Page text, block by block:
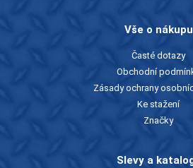
Vše o nákupu
Časté dotazy
Obchodní
Zásady ochrany
Ke stažení
Značky
Slevy a